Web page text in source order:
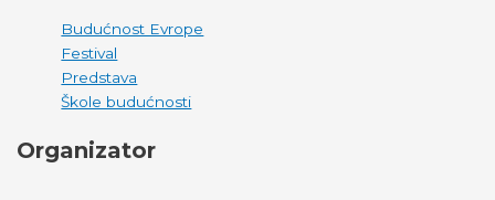
Budućnost Evrope
Festival
Predstava
Škole budućnosti
Organizator